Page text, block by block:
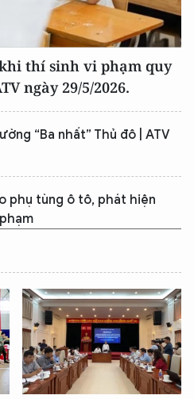
thí sinh vi phạm quy
ngày 29/5/2026.
“Ba nhất” Thủ đô | ATV
phụ tùng ô tô, phát hiện